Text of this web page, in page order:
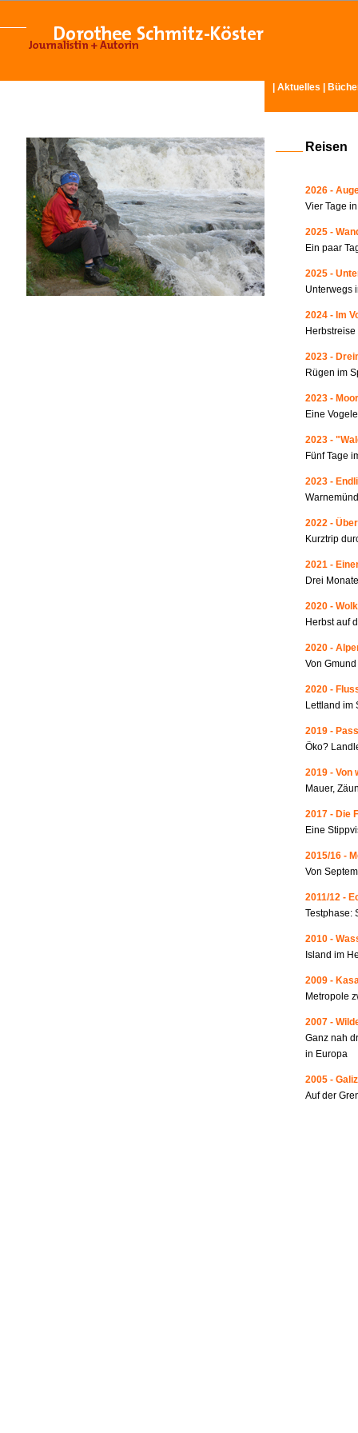
Aktuelles
Reisen
2026 -
Vier Tage
2025 -
Ein paar
2025 -
Unterwegs
2024 - Im
2023 -
Rügen im
2023 -
Eine
2023 -
Fünf Tage
2023 -
2022 -
Kurztrip
2021 -
Drei
2020 -
Herbst auf
2020 -
Von
2020 -
Lettland im
2019 -
Öko?
2019 - Von
Mauer,
2017 - Die
Eine
2015/16 -
Von
2011/12 -
Testphase:
2010 -
Island im
2009 -
Metropole
2007 -
Ganz nah
in Europa
2005 -
Auf der